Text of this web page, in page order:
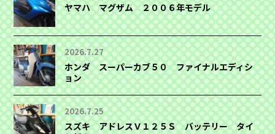
ヤマハ マグザム ２００６年モデル
2026.7.27
ホンダ スーパーカブ５０ ファイナルエディシ
ョン
2026.7.25
スズキ アドレスＶ１２５Ｓ バッテリー タイ